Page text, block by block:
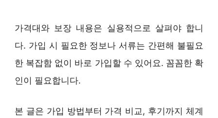
가격대와 보장 내용은 실용적으로 살펴야 합니
다. 가입 시 필요한 정보나 서류는 간편해 불필요
한 복잡함 없이 바로 가입할 수 있어요. 꼼꼼한 확
인이 필요합니다.
본 글은 가입 방법부터 가격 비교, 후기까지 체계